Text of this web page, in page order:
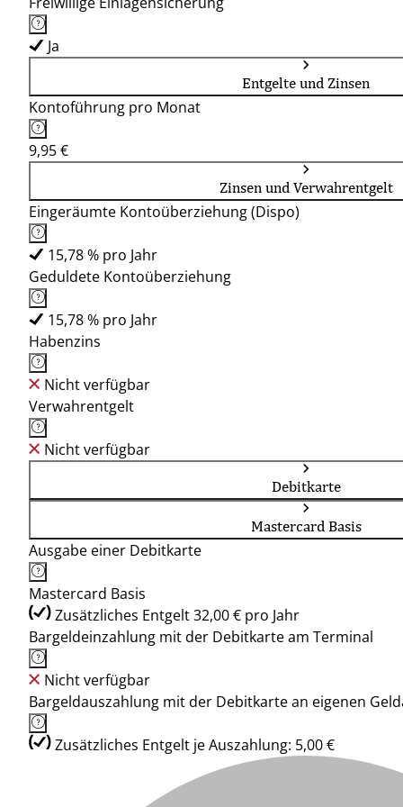
Ja
Entgelte und Zinsen
Kontoführung pro Monat
9,95 €
Zinsen und Verwahrentgelt
Eingeräumte Kontoüberziehung (Dispo)
15,78 % pro Jahr
Geduldete Kontoüberziehung
15,78 % pro Jahr
Habenzins
Nicht verfügbar
Verwahrentgelt
Nicht verfügbar
Debitkarte
Mastercard Basis
Ausgabe einer Debitkarte
Mastercard Basis
Zusätzliches Entgelt 32,00 € pro Jahr
Bargeldeinzahlung mit der Debitkarte am Terminal
Nicht verfügbar
Bargeldauszahlung mit der Debitkarte an eigenen
Zusätzliches Entgelt je Auszahlung: 5,00 €